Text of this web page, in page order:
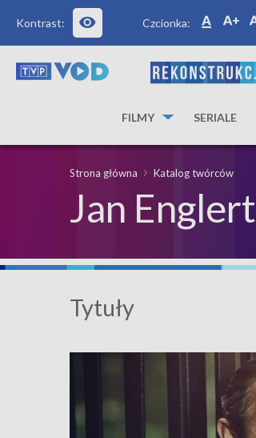
Kontrast: Czcionka:
FILMY SERIALE
Strona główna Katalog twórców
Jan Englert
Tytuły